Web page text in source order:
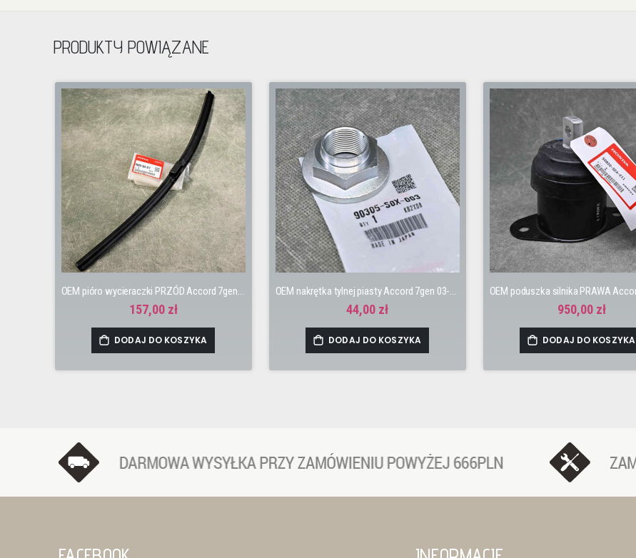
PRODUKTY POWIĄZANE
OEM pióro wycieraczki PRZÓD Accord 7gen 03-08 650mm
157,00 zł
DODAJ DO KOSZYKA
OEM nakrętka tylnej piasty Accord 7gen 03-08 Tourer 24mm
44,00 zł
DODAJ DO KOSZYKA
950,00 zł
DODAJ DO KOSZYKA